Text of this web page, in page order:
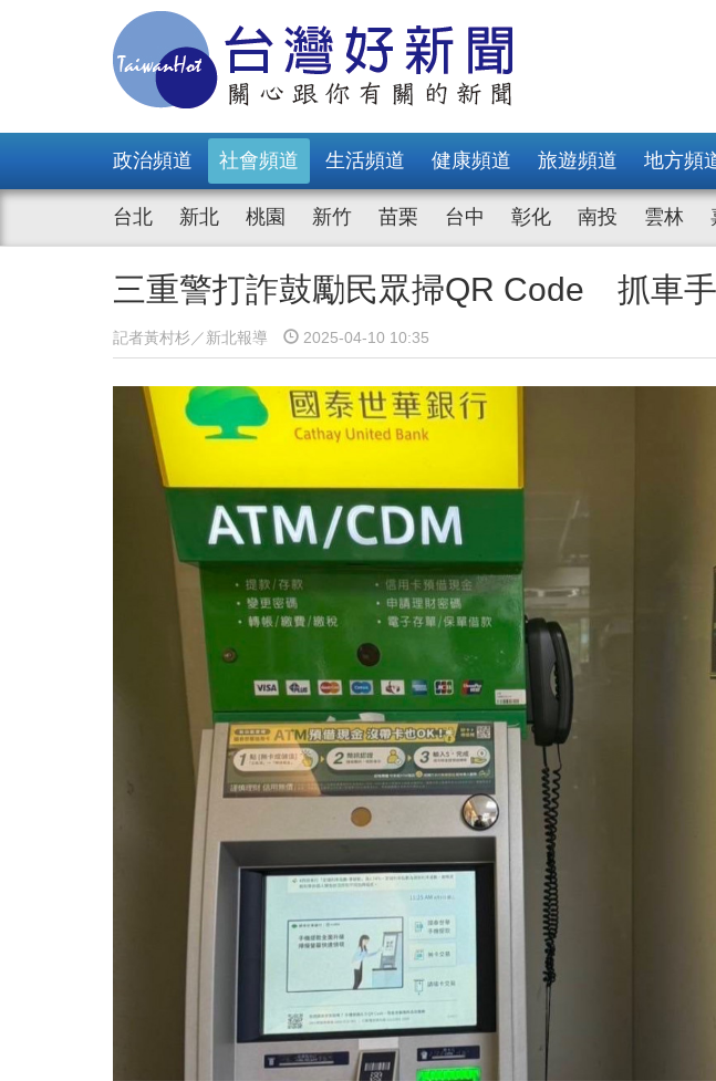
政治頻道 社會頻道 生活頻道 健康頻道 旅遊頻道 地方頻
台北 新北 桃園 新竹 苗栗 台中 彰化 南投 雲林
三重警打詐鼓勵民眾掃QR Code 抓車
記者黃村杉／新北報導 2025-04-10 10:35